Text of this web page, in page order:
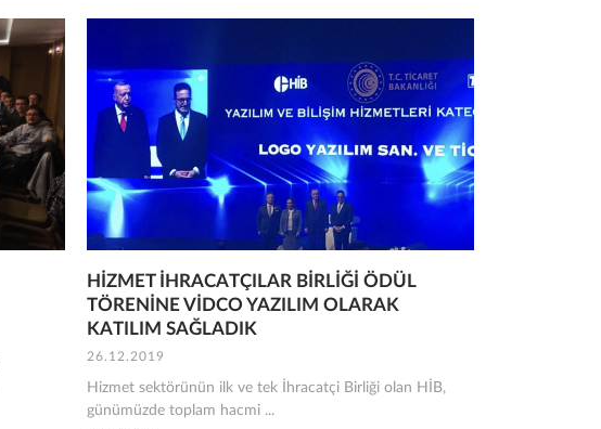
HİZMET İHRACATÇILAR BİRLİĞİ ÖDÜL
TÖRENİNE VİDCO YAZILIM OLARAK
KATILIM SAĞLADIK
26.12.2019
Hizmet sektörünün ilk ve tek İhracatçi Birliği olan HİB,
günümüzde toplam hacmi ...